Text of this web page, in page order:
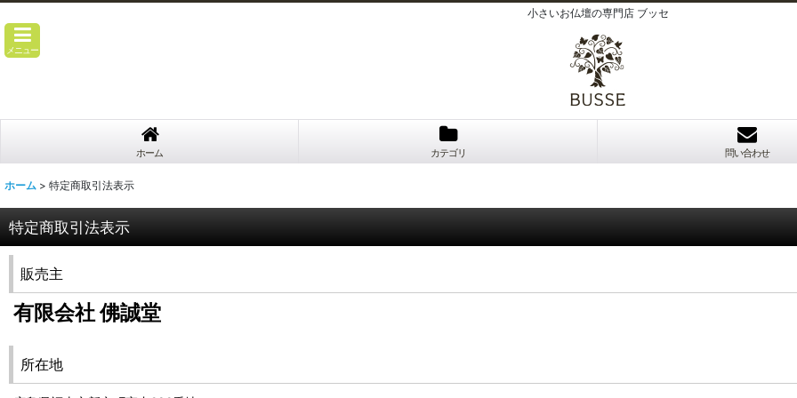
小さいお仏壇の専門店 ブッセ
メニュー
ホーム カテゴリ 問い合わせ
ホーム > 特定商取引法表示
特定商取引法表示
販売主
有限会社 佛誠堂
所在地